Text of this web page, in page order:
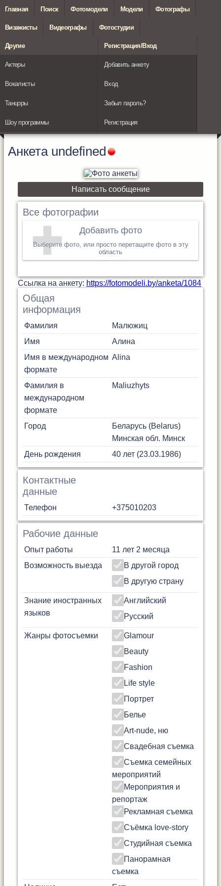
Главная Поиск Фотомодели Модели Фотографы
Визажисты Видеографы Фотостудии
Другие
Актеры
Вокалисты
Танцоры
Шоу программы
Регистрация/Вход
Добавить анкету
Вход
Забыл пароль?
Регистрация
Анкета undefined
Написать сообщение
Все фотографии
Добавить фото
Выберите фото, или просто перетащите фото в эту
область
Cсылка на анкету: https://fotomodeli.by/anketa/1084
Общая
информация
Фамилия
Малюжиц
Имя
Алина
Имя в международном
формате
Alina
Фамилия в
международном
формате
Maliuzhyts
Город
Беларусь (Belarus)
Минская обл. Минск
День рождения
40 лет (23.03.1986)
Контактные
данные
Телефон +375010203
Рабочие данные
Опыт работы
11 лет 2 месяца
Возможность выезда
В другой город
В другую страну
Знание иностранных
языков
Английский
Русский
Жанры фотосъемки
Glamour
Beauty
Fashion
Life style
Портрет
Белье
Art-nude, ню
Свадебная съемка
Съемка семейных
мероприятий
Мероприятия и
репортаж
Рекламная съемка
Съёмка love-story
Студийная съемка
Панорамная
съемка